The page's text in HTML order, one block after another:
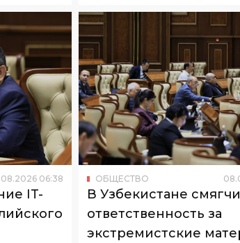
08.2026 38
IT-
году.
ОБЩЕСТВО 08.
В Узбекистане
ответственность за
экстремистские
За первое распространение
грозить административная, а
уголовная ответственность.